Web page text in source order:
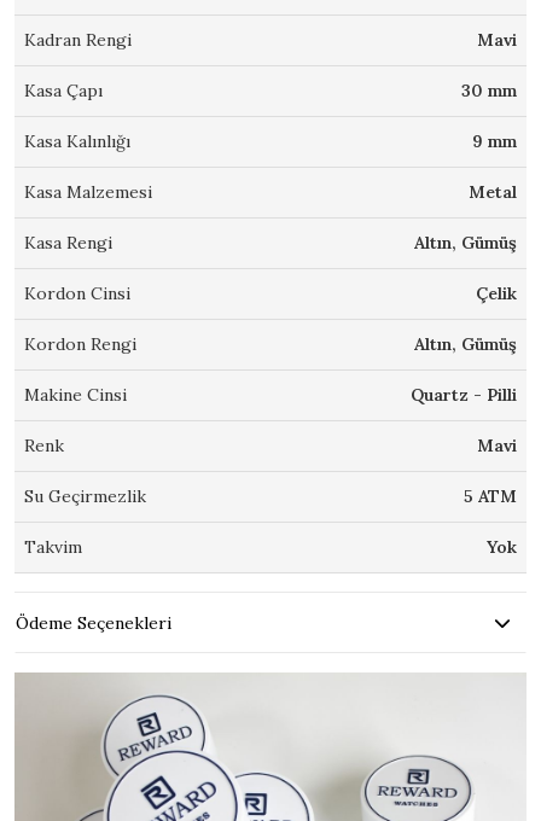
Kadran Rengi Mavi
Kasa Çapı 30 mm
Kasa Kalınlığı 9 mm
Kasa Malzemesi Metal
Kasa Rengi Altın, Gümüş
Kordon Cinsi Çelik
Kordon Rengi Altın, Gümüş
Makine Cinsi Quartz - Pilli
Renk Mavi
Su Geçirmezlik 5 ATM
Takvim Yok
Ödeme Seçenekleri